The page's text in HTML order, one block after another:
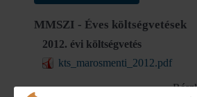
MMSZI - Éves költségvetések
2012. évi költségvetés
kts_marosmenti_2012.pdf